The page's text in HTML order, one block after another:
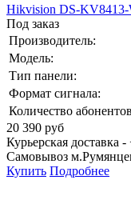
Hikvision DS-KV8413-
Под заказ
Производитель:
Модель:
Тип панели:
Формат сигнала:
Количество
20 390 руб
Курьерская доставка
Самовывоз
Купить Подробнее